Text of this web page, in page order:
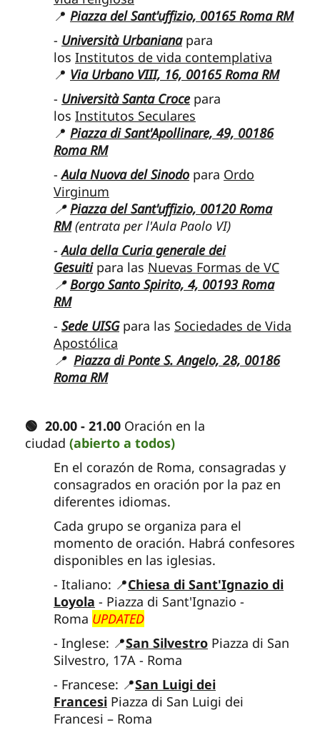
📍 Piazza del Sant'uffizio, 00165 Roma RM
- Università Urbanianapara
los Institutos de vida contemplativa
📍 Via Urbano VIII, 16, 00165 Roma RM
- Università Santa Crocepara
los Institutos Seculares
📍 Piazza di Sant'Apollinare, 49, 00186
Roma RM
-Aula Nuova del Sinodo para Ordo
Virginum
📍Piazza del Sant'uffizio, 00120 Roma
RM(entrata per l'Aula Paolo VI)
-Aula della Curia generale dei
Gesuitipara las Nuevas Formas de VC
📍Borgo Santo Spirito, 4, 00193 Roma
RM
- Sede UISG para las Sociedades de Vida
Apostólica
📍 Piazza di Ponte S. Angelo, 28, 00186
Roma RM
🟢 20.00 - 21.00 Oración en la
ciudad (abierto a todos)
En el corazón de Roma, consagradas y
consagrados en oración por la paz en
diferentes idiomas.
Cada grupo se organiza para el
momento de oración. Habrá confesores
disponibles en las iglesias.
- Italiano: 📍Chiesa di Sant'Ignazio di
Loyola - Piazza di Sant'Ignazio -
Roma UPDATED
- Inglese: 📍San Silvestro Piazza di San
Silvestro, 17A - Roma
- Francese: 📍San Luigi dei
Francesi Piazza di San Luigi dei
Francesi – Roma